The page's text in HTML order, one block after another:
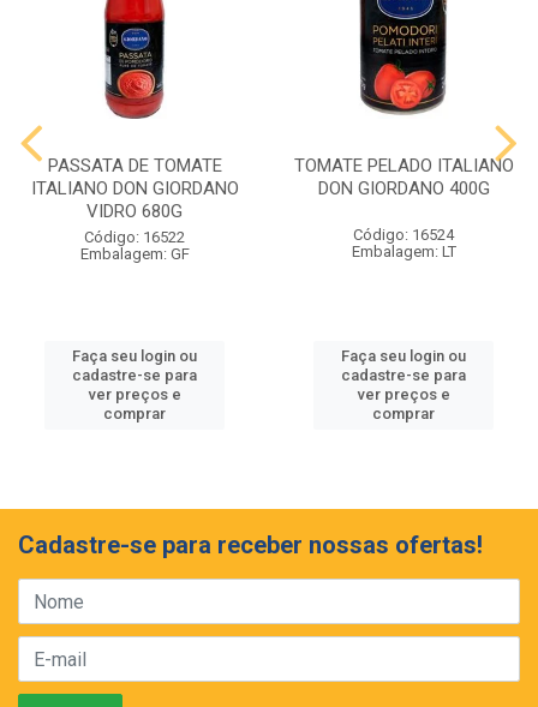
PASSATA DE TOMATE
ITALIANO DON GIORDANO
VIDRO 680G
Código: 16522
Embalagem: GF
Faça seu login ou
cadastre-se para
ver preços e
comprar
TOMATE PELADO ITALIANO
DON GIORDANO 400G
Código: 16524
Embalagem: LT
Faça seu login ou
cadastre-se para
ver preços e
comprar
Cadastre-se para receber nossas ofertas!